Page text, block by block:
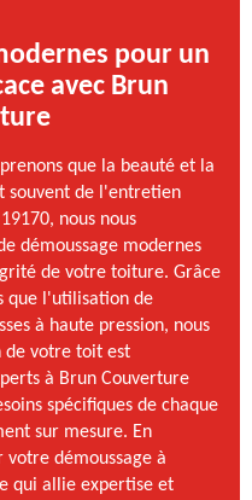
pour un
avec Brun
que la beauté et la
souvent de l'entretien
nous nous
démoussage modernes
de votre toiture. Grâce
que l'utilisation de
à haute pression, nous
de votre toit est
à Brun Couverture
spécifiques de chaque
sur mesure. En
votre démoussage à
qui allie expertise et